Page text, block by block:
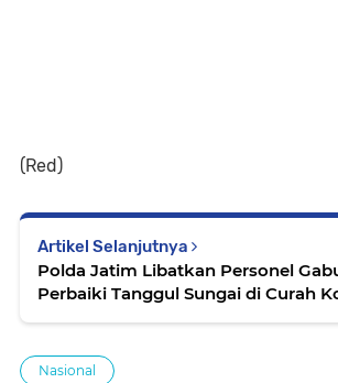
(Red)
Artikel Selanjutnya
Polda Jatim Libatkan Personel
Perbaiki Tanggul Sungai di Curah
Nasional